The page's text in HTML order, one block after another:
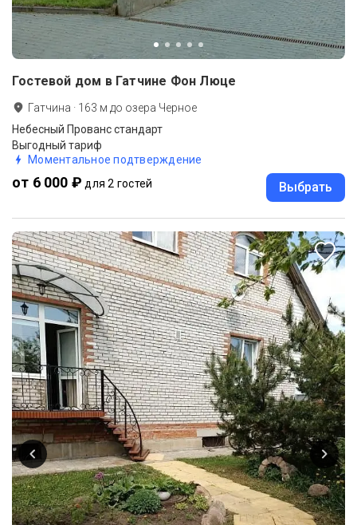
Гостевой дом в Гатчине Фон Люце
Гатчина · 163 м до озера Черное
Небесный Прованс стандарт
Выгодный тариф
Моментальное подтверждение
от 6 000 ₽ для 2 гостей Выбрать